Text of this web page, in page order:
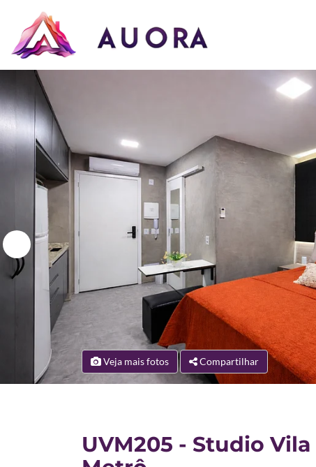
Veja mais fotos Compartilhar
UVM205 - Studio